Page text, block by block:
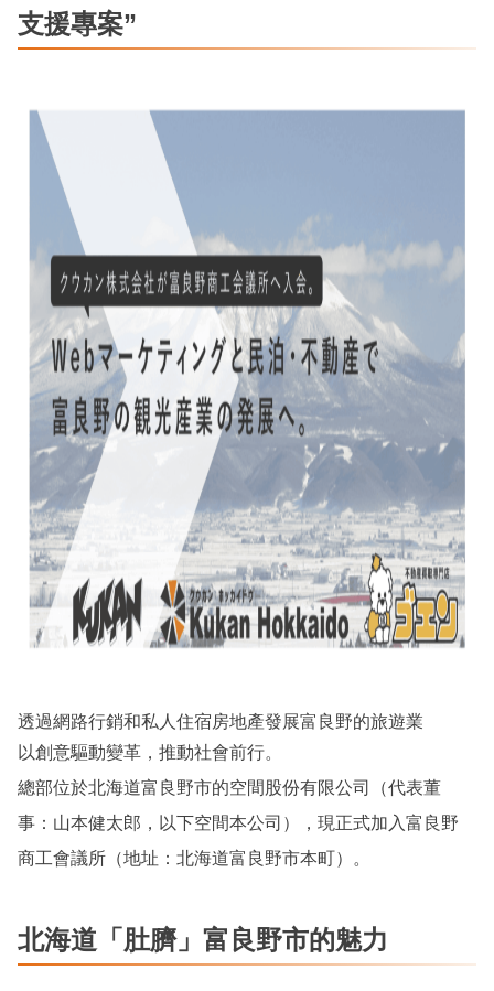
支援專案”
透過網路行銷和私人住宿房地產發展富良野的旅遊業
以創意驅動變革，推動社會前行。
總部位於北海道富良野市的空間股份有限公司（代表董
事：山本健太郎，以下空間本公司），現正式加入富良野
商工會議所（地址：北海道富良野市本町）。
北海道「肚臍」富良野市的魅力